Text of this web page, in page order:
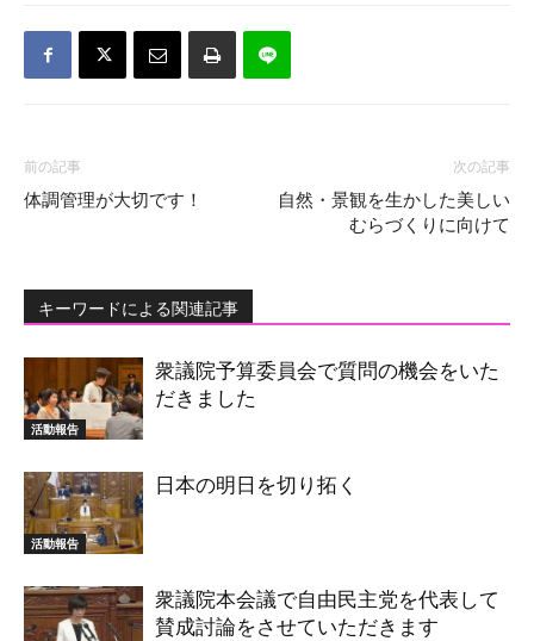
前の記事
体調管理が大切です！
次の記事
自然・景観を生かした美しい
むらづくりに向けて
キーワードによる関連記事
活動報告
衆議院予算委員会で質問の機会をいた
だきました
活動報告
日本の明日を切り拓く
衆議院本会議で自由民主党を代表して
賛成討論をさせていただきます